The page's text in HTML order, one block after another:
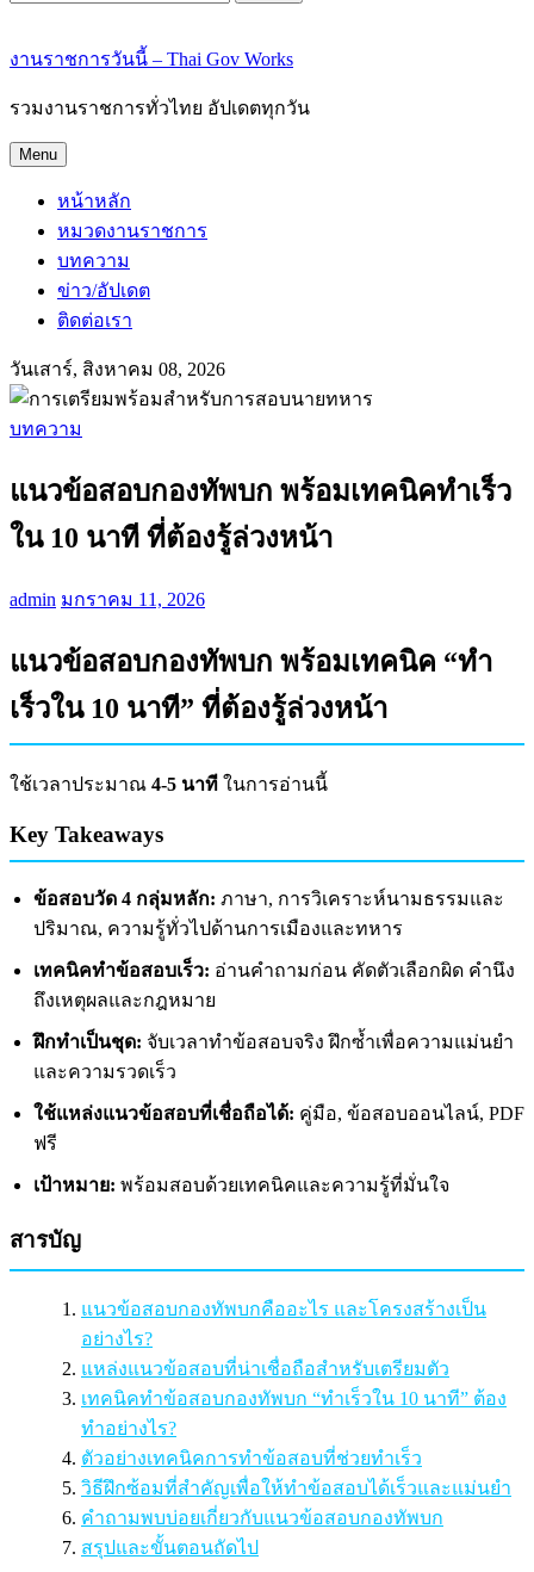
งานราชการวันนี้ – Thai Gov Works
รวมงานราชการทั่วไทย อัปเดตทุกวัน
Menu
หน้าหลัก
หมวดงานราชการ
บทความ
ข่าว/อัปเดต
ติดต่อเรา
วันเสาร์, สิงหาคม 08, 2026
บทความ
แนวข้อสอบกองทัพบก พร้อมเทคนิคทำเร็ว
ใน 10 นาที ที่ต้องรู้ล่วงหน้า
admin มกราคม 11, 2026
แนวข้อสอบกองทัพบก พร้อมเทคนิค “ทำ
เร็วใน 10 นาที” ที่ต้องรู้ล่วงหน้า
ใช้เวลาประมาณ 4-5 นาที ในการอ่านนี้
Key Takeaways
ข้อสอบวัด 4 กลุ่มหลัก: ภาษา, การวิเคราะห์นามธรรมและ
ปริมาณ, ความรู้ทั่วไปด้านการเมืองและทหาร
เทคนิคทำข้อสอบเร็ว: อ่านคำถามก่อน คัดตัวเลือกผิด คำนึง
ถึงเหตุผลและกฎหมาย
ฝึกทำเป็นชุด: จับเวลาทำข้อสอบจริง ฝึกซ้ำเพื่อความแม่นยำ
และความรวดเร็ว
ใช้แหล่งแนวข้อสอบที่เชื่อถือได้: คู่มือ, ข้อสอบออนไลน์, PDF
ฟรี
เป้าหมาย: พร้อมสอบด้วยเทคนิคและความรู้ที่มั่นใจ
สารบัญ
แนวข้อสอบกองทัพบกคืออะไร และโครงสร้างเป็น
อย่างไร?
แหล่งแนวข้อสอบที่น่าเชื่อถือสำหรับเตรียมตัว
เทคนิคทำข้อสอบกองทัพบก “ทำเร็วใน 10 นาที” ต้อง
ทำอย่างไร?
ตัวอย่างเทคนิคการทำข้อสอบที่ช่วยทำเร็ว
วิธีฝึกซ้อมที่สำคัญเพื่อให้ทำข้อสอบได้เร็วและแม่นยำ
คำถามพบบ่อยเกี่ยวกับแนวข้อสอบกองทัพบก
สรุปและขั้นตอนถัดไป